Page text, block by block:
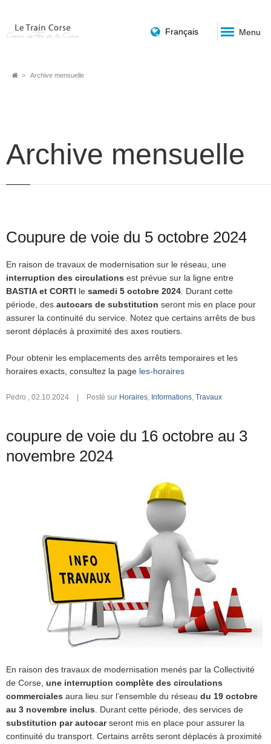
Français Menu
FilArchive mensuelle
Archive mensuelle
Coupure de voie du 5 octobre 2024
En raison de travaux de modernisation sur le réseau, une
interruption des circulations est prévue sur la ligne entre
BASTIA et CORTI le samedi 5 octobre 2024 . Durant cette
période, des autocars de substitution seront mis en place pour
assurer la continuité du service. Notez que certains arrêts de bus
seront déplacés à proximité des axes routiers.
Pour obtenir les emplacements des arrêts temporaires et les
horaires exacts, consultez la page les-horaires
Pedro , 02.10.2024 Posté sur Horaires, Informations, Travaux
coupure de voie du 16 octobre au 3
novembre 2024
En raison des travaux de modernisation menés par la Collectivité
de Corse, une interruption complète des circulations
commerciales aura lieu sur l’ensemble du réseau du 19 octobre
au 3 novembre inclus. Durant cette période, des services de
substitution par autocarseront mis en place pour assurer la
continuité du transport. Certains arrêts seront déplacés à proximité